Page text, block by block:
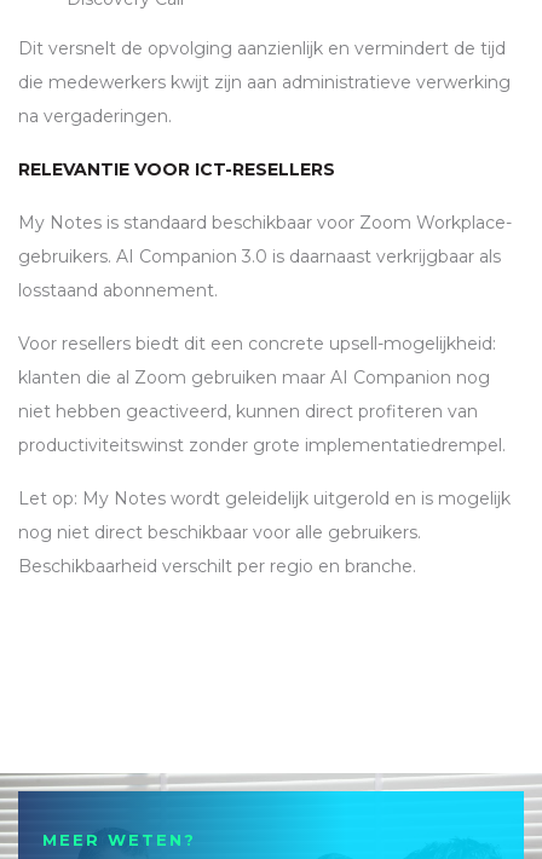
Dit versnelt de opvolging aanzienlijk en vermindert de tijd
die medewerkers kwijt zijn aan administratieve verwerking
na vergaderingen.
RELEVANTIE VOOR ICT-RESELLERS
My Notes is standaard beschikbaar voor Zoom Workplace-
gebruikers. AI Companion 3.0 is daarnaast verkrijgbaar als
losstaand abonnement.
Voor resellers biedt dit een concrete upsell-mogelijkheid:
klanten die al Zoom gebruiken maar AI Companion nog
niet hebben geactiveerd, kunnen direct profiteren van
productiviteitswinst zonder grote implementatiedrempel.
Let op: My Notes wordt geleidelijk uitgerold en is mogelijk
nog niet direct beschikbaar voor alle gebruikers.
Beschikbaarheid verschilt per regio en branche.
MEER WETEN?